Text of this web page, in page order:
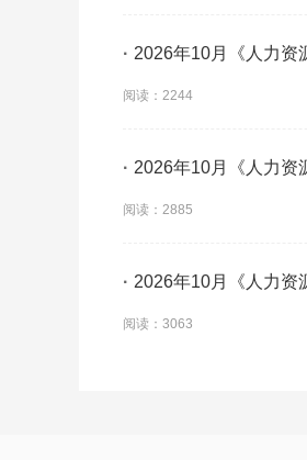
· 2026年10月《人力资
阅读：2244
· 2026年10月《人力资
阅读：2885
· 2026年10月《人力资
阅读：3063